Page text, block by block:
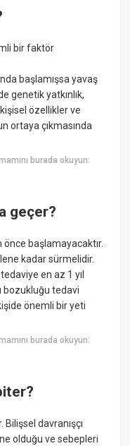
bir faktör
başlamışsa yavaş
genetik yatkınlık,
özellikler ve
ortaya çıkmasında
burada okuyun:
geçer?
başlamayacaktır.
kadar sürmelidir.
en az 1 yıl
bozukluğu tedavi
önemli bir yeti
burada okuyun:
davranışçı
olduğu ve sebepleri